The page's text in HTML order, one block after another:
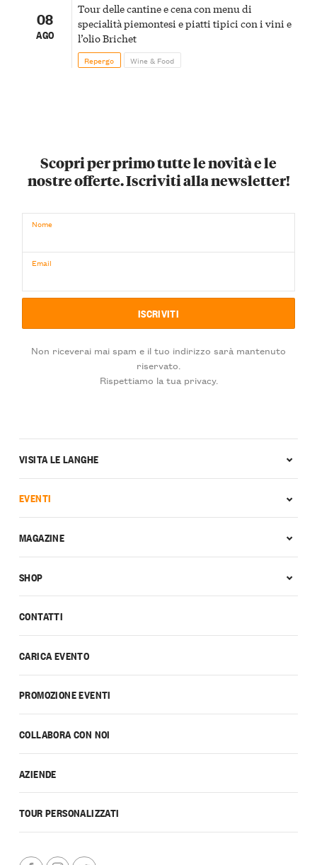
08
AGO
Tour delle cantine e cena con menu di
specialità piemontesi e piatti tipici con i vini e
l’olio Brichet
Repergo Wine & Food
Scopri per primo tutte le novità e le
nostre offerte. Iscriviti alla newsletter!
Nome
Email
Non riceverai mai spam e il tuo indirizzo sarà mantenuto
riservato.
Rispettiamo la tua privacy.
CONTATTI
CARICA EVENTO
PROMOZIONE EVENTI
COLLABORA CON NOI
AZIENDE
TOUR PERSONALIZZATI
VISITA LE LANGHE
EVENTI
MAGAZINE
SHOP